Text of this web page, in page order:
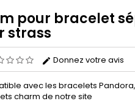
pour bracelet
strass
Donnez votre avis
avec les bracelets
charm de notre site